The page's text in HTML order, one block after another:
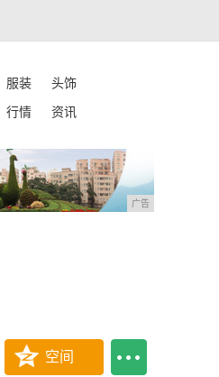
服装
头饰
行情 资讯
广告
空间